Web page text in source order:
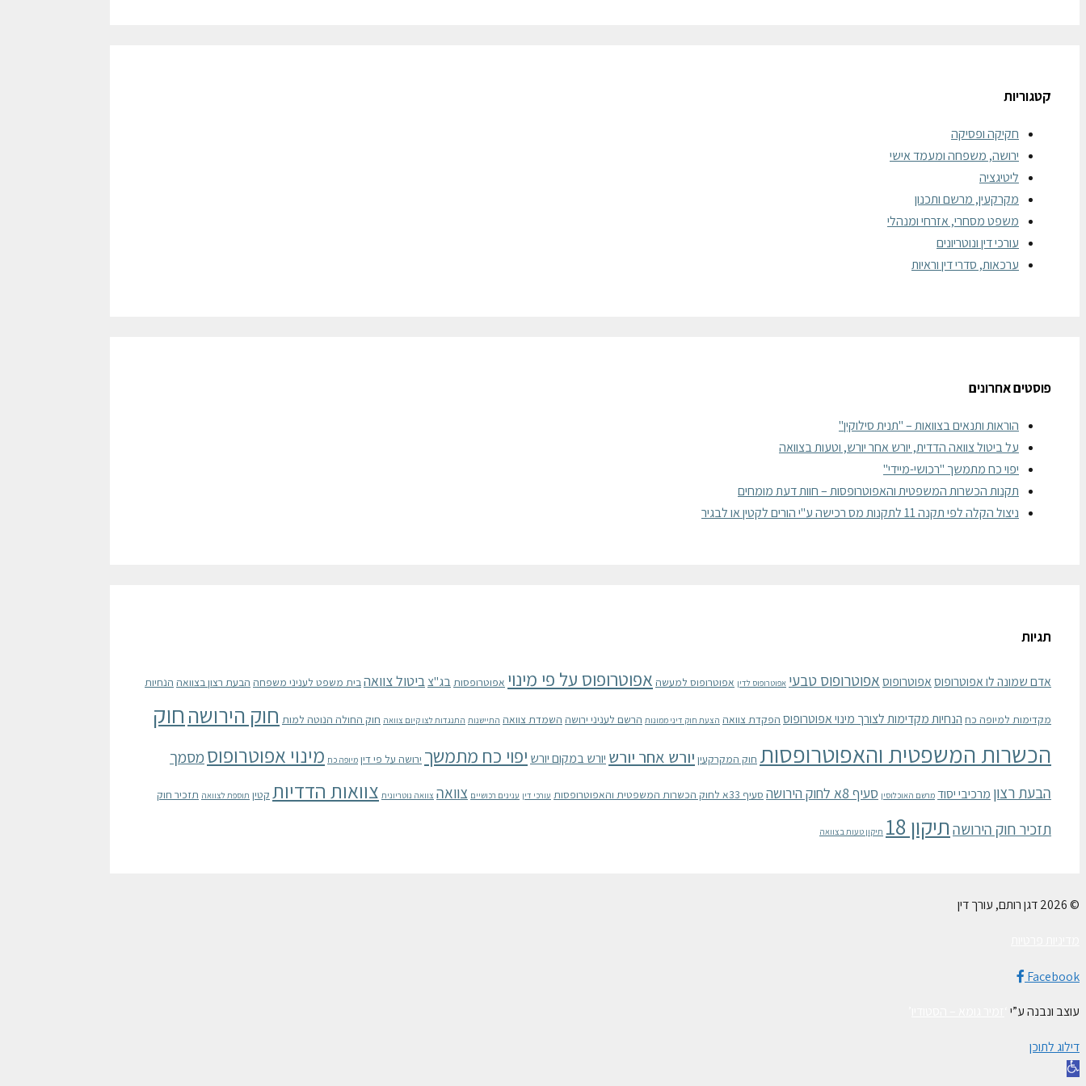
קטגוריות
חקיקה ופסיקה
ירושה, משפחה ומעמד אישי
ליטיגציה
מקרקעין, מרשם ותכנון
משפט מסחרי, אזרחי ומנהלי
עורכי דין ונוטריונים
ערכאות, סדרי דין וראיות
פוסטים אחרונים
הוראות ותנאים בצוואות – "תנית סילוקין"
על ביטול צוואה הדדית, יורש אחר יורש, וטעות בצוואה
יפוי כח מתמשך "רכושי-מיידי"
תקנות הכשרות המשפטית והאפוטרופסות – חוות דעת מומחים
ניצול הקלה לפי תקנה 11 לתקנות מס רכישה ע"י הורים לקטין או לבגיר
תגיות
אדם שמונה לו אפוטרופוסאפוטרופוסאפוטרופוס טבעי אפוטרופוס לדין אפוטרופוס למעשה אפוטרופוס על פי מינוי אפוטרופסות בג"צביטול צוואה בית משפט לעניני משפחה הבעת רצון בצוואה הנחיות
מקדימות למיופה כח הנחיות מקדימות לצורך מינוי אפוטרופוס הפקדת צוואה הצעת חוק דיני ממונות הרשם לעניני ירושה השמדת צוואה התיישנות התנגדות לצו קיום צוואה חוק החולה הנוטה למות חוק הירושהחוק
הכשרות המשפטית והאפוטרופסות חוק המקרקעין יורש אחר יורש יורש במקום יורש יפוי כח מתמשך ירושה על פי דין מיופה כח מינוי אפוטרופוס מסמך
הבעת רצון מרכיבי יסוד מרשם האוכלוסין סעיף 8א לחוק הירושה סעיף 33א לחוק הכשרות המשפטית והאפוטרופסות עורכי דין ענינים רכושיים צוואה צוואה נוטריונית צוואות הדדיות קטין תוספת לצוואה תזכיר חוק
תזכיר חוק הירושה תיקון 18 תיקון טעות בצוואה
© 2026 דגן רותם, עורך דין
Facebook
עוצב ונבנה ע”י
דילוג לתוכן
פתח